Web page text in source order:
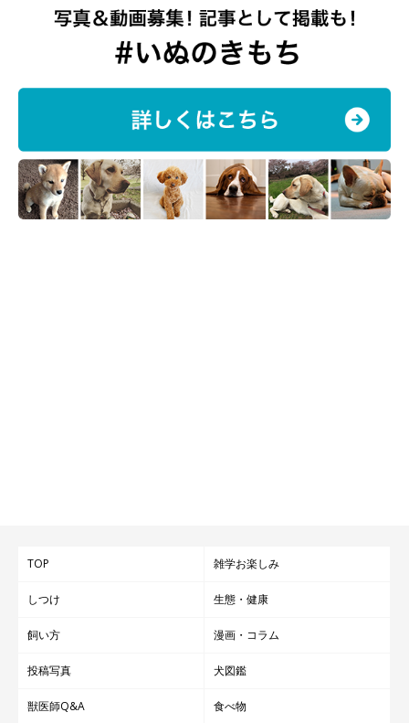
TOP 雑学お楽しみ
しつけ 生態・健康
飼い方 漫画・コラム
投稿写真 犬図鑑
獣医師Q&A 食べ物